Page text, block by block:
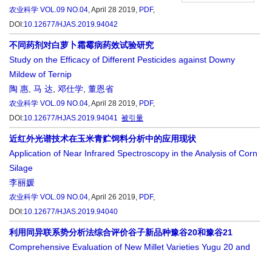
农业科学 VOL.09 NO.04, April 28 2019, PDF,
DOI:10.12677/HJAS.2019.94042
不同药剂对白萝卜霜霉病药效试验研究
Study on the Efficacy of Different Pesticides against Downy
Mildew of Ternip
陶 惠 马 达 邓仕学 董恩省
农业科学 VOL.09 NO.04, April 28 2019, PDF,
DOI:10.12677/HJAS.2019.94041 被引量
近红外光谱技术在玉米青贮饲料分析中的应用现状
Application of Near Infrared Spectroscopy in the Analysis of Corn
Silage
李丽媛
农业科学 VOL.09 NO.04, April 26 2019, PDF,
DOI:10.12677/HJAS.2019.94040
利用同异联系势分析法综合评价谷子新品种豫谷20和豫谷21
Comprehensive Evaluation of New Millet Varieties Yugu 20 and